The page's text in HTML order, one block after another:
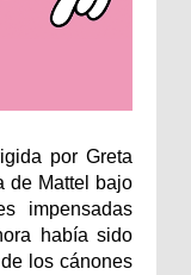
por Greta
de Mattel bajo
impensadas
había sido
los cánones